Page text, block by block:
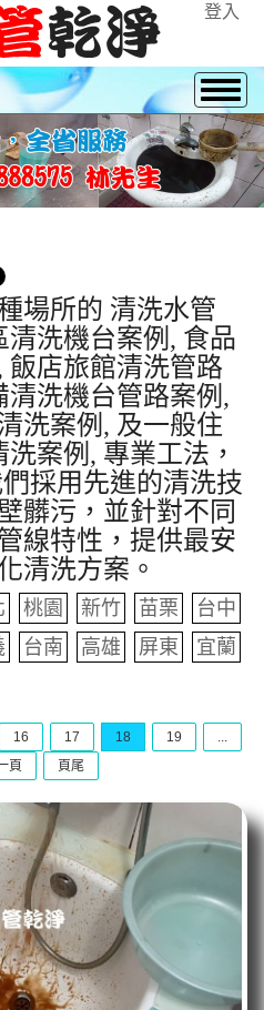
登入
場所的 清洗水管
洗機台案例, 食品
飯店旅館清洗管路
清洗機台管路案例,
洗案例, 及一般住
案例, 專業工法，
採用先進的清洗技
髒污，並針對不同
線特性，提供最安
清洗方案。
桃園 新竹 苗栗
台中
台南 高雄 屏東
宜蘭
16 17 18 19
...
頁 頁尾